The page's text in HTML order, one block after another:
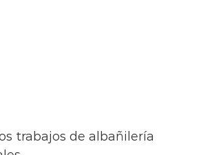
trabajos de albañilería